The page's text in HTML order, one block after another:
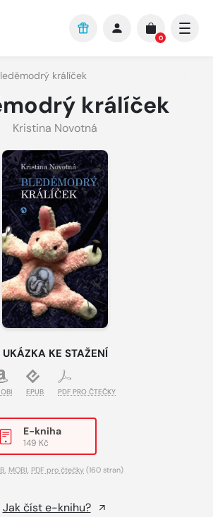
0
králíček
králíček
Kristina Novotná
UKÁZKA KE STAŽENÍ
EPUB PDF PRO ČTEČKY
E-kniha
149 Kč
, MOBI, PDF pro čtečky (160 stran)
Jak číst e-knihu?